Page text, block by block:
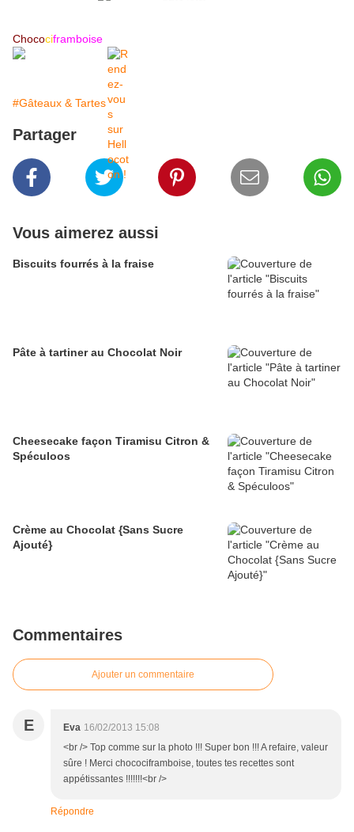
Chocociframboise
#Gâteaux & Tartes
Partager
Vous aimerez aussi
Biscuits fourrés à la fraise
Pâte à tartiner au Chocolat Noir
Cheesecake façon Tiramisu Citron &
Spéculoos
Crème au Chocolat {Sans Sucre
Ajouté}
Commentaires
Ajouter un commentaire
E Eva 16/02/2013 15:08
<br /> Top comme sur la photo !!! Super bon !!! A refaire, valeur
sûre ! Merci chocociframboise, toutes tes recettes sont
appétissantes !!!!!!!<br />
Répondre